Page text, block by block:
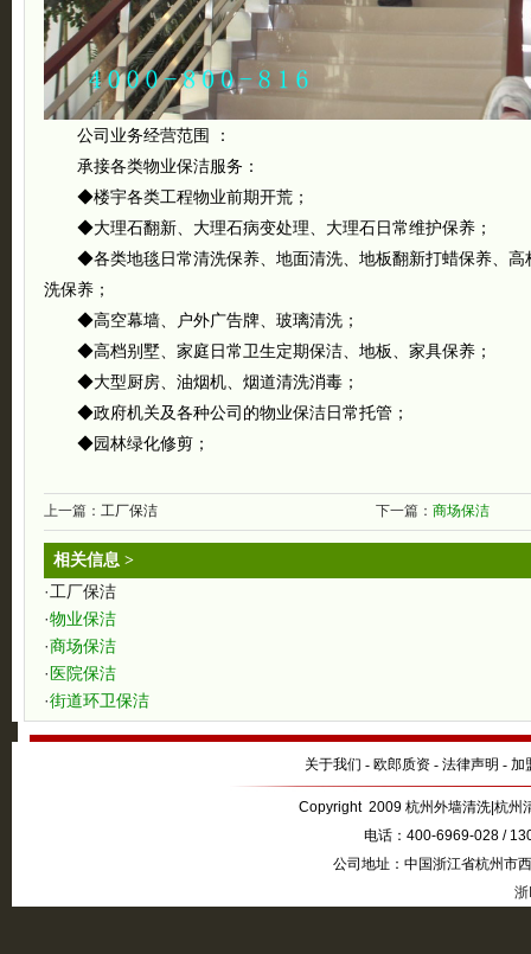
公司业务经营范围 ：
承接各类物业保洁服务：
◆楼宇各类工程物业前期开荒；
◆大理石翻新、大理石病变处理、大理石日常维护保养；
◆各类地毯日常清洗保养、地面清洗、地板翻新打蜡保养、高
洗保养；
◆高空幕墙、户外广告牌、玻璃清洗；
◆高档别墅、家庭日常卫生定期保洁、地板、家具保养；
◆大型厨房、油烟机、烟道清洗消毒；
◆政府机关及各种公司的物业保洁日常托管；
◆园林绿化修剪；
上一篇： 工厂保洁 下一篇： 商场保洁
相关信息 >
·工厂保洁
·物业保洁
·商场保洁
· 医院保洁
·街道环卫保洁
关于我们 - 欧郎质资 - 法律声明 - 加
Copyright 2009 杭州外墙清洗|杭州
电话：400-6969-028 /
公司地址：中国浙江省杭州市